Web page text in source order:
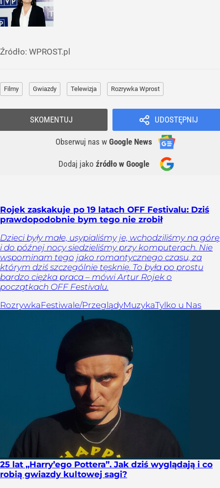
Źródło: WPROST.pl
Filmy Gwiazdy Telewizja Rozrywka Wprost
UDOSTĘPNIJ
Obserwuj nas w Google News
Dodaj jako źródło w Google
SKOMENTUJ
Rojek zaskakuje po 19 latach OFF Festivalu: Dziś
prawdopodobnie bym tego nie zrobił
Dzieci były małe, usypialiśmy je, wchodziliśmy na górę
i do późnej nocy siedzieliśmy przy komputerach. Nie
wspominam tego jako romantycznego czasu, za
którym dziś szczególnie tęsknię. To była po prostu
bardzo ciężka praca – mówi Artur Rojek o
początkach OFF Festivalu.
RozrywkaFestiwale/PrzeglądyMuzykaTylko u Nas
25 lat „Harry’ego Pottera”. Jak dziś wyglądają i co
robią gwiazdy kultowej sagi?